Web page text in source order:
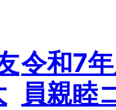
令和7
員親睦